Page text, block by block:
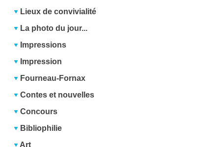
Lieux de convivialité
La photo du jour...
Impressions
Impression
Fourneau-Fornax
Contes et nouvelles
Concours
Bibliophilie
Art